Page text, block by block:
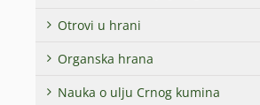
Otrovi u hrani
Organska hrana
Nauka o ulju Crnog kumina